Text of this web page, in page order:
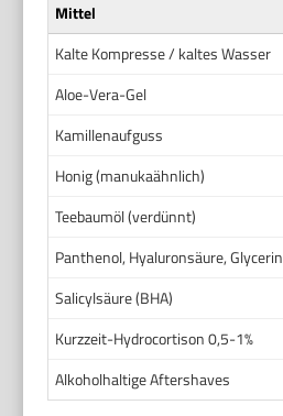
Mittel
Kalte Kompresse / kaltes Wasser
Aloe-Vera-Gel
Kamillenaufguss
Honig (manukaähnlich)
Teebaumöl (verdünnt)
Panthenol, Hyaluronsäure, Glycerin
Salicylsäure (BHA)
Kurzzeit-Hydrocortison 0,5-1%
Alkoholhaltige Aftershaves